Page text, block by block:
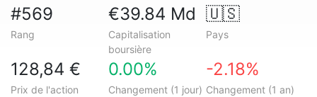
#569
Rang
€39.84 Md
Capitalisation
boursière
🇺🇸
Pays
128,84 €
Prix de l'action
0.00%
Changement (1 jour)
-2.18%
Changement (1 an)